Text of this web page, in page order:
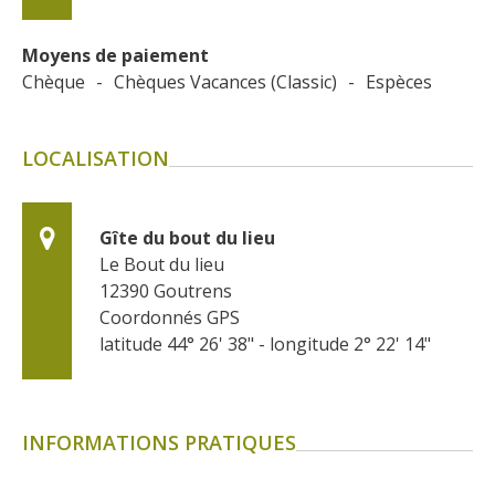
Moyens de paiement
Chèque - Chèques Vacances (Classic) - Espèces
LOCALISATION
Gîte du bout du lieu
Le Bout du lieu
12390 Goutrens
Coordonnés GPS
latitude 44° 26' 38" - longitude 2° 22' 14"
INFORMATIONS PRATIQUES